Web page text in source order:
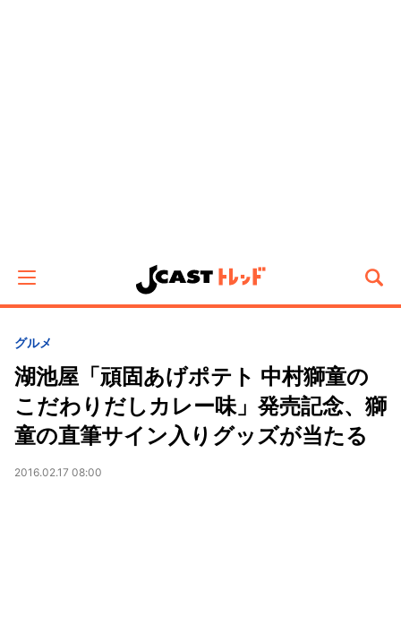
グルメ
湖池屋「頑固あげポテト 中村獅童の
こだわりだしカレー味」発売記念、獅
童の直筆サイン入りグッズが当たる
2016.02.17 08:00